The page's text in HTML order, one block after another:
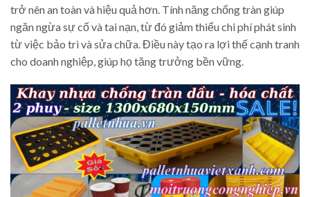
trở nên an toàn và hiệu quả hơn. Tính năng chống tràn giúp
ngăn ngừa sự cố và tai nạn, từ đó giảm thiểu chi phí phát sinh
từ việc bảo trì và sửa chữa. Điều này tạo ra lợi thế cạnh tranh
cho doanh nghiệp, giúp họ tăng trưởng bền vững.